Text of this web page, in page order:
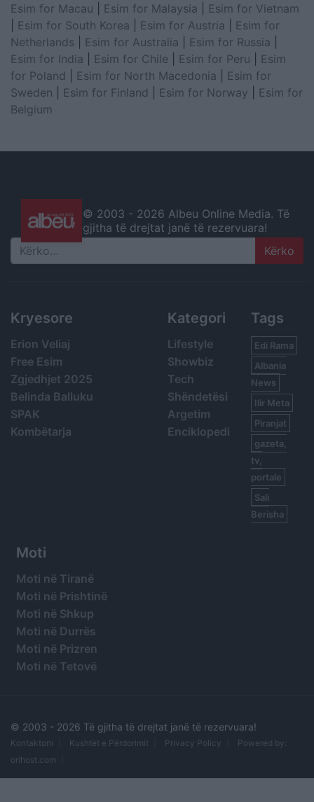
Esim for Macau
Esim for Malaysia
Esim for Vietnam
Esim for South Korea Esim for Austria
Esim for
Netherlands
Esim for Australia Esim for Russia
Esim for India
Esim for Chile Esim for Peru
Esim
for Poland
Esim for North Macedonia
Esim for
Sweden
Esim for Finland Esim for Norway
Esim for
Belgium
© 2003 - 2026 Albeu Online Media. Të
gjitha të drejtat janë të rezervuara!
Search
Kryesore
Erion Veliaj
Free Esim
Zgjedhjet 2025
Belinda Balluku
SPAK
Kombëtarja
Kategori
Lifestyle
Showbiz
Tech
Shëndetësi
Argetim
Enciklopedi
Tags
Edi Rama
Albania
News
Ilir Meta
Piranjat
gazeta,
tv,
portale
Sali
Berisha
Moti
Moti në Tiranë
Moti në Prishtinë
Moti në Shkup
Moti në Durrës
Moti në Prizren
Moti në Tetovë
© 2003 - 2026 Të gjitha të drejtat janë të rezervuara!
Kontaktoni Kushtet e Përdorimit Privacy Policy
Powered by:
orihost.com